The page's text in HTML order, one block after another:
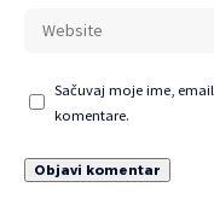
Sačuvaj moje ime,
komentare.